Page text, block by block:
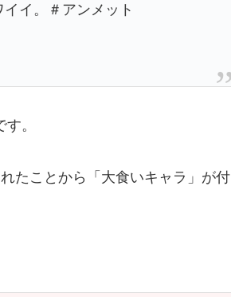
イ。＃アンメット
。
たことから「大食いキャラ」が付